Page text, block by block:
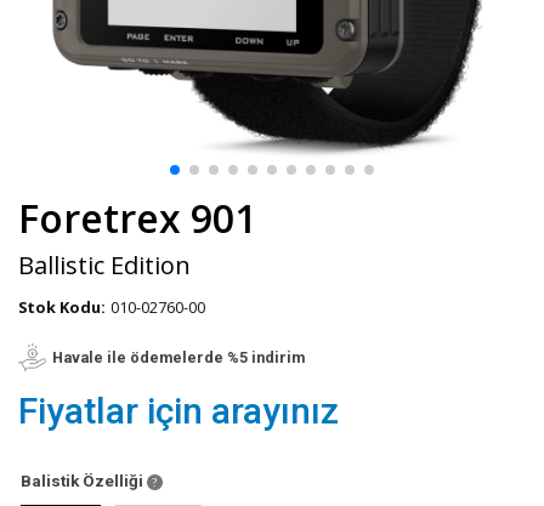
Foretrex 901
Ballistic Edition
Stok Kodu: 010-02760-00
Havale ile ödemelerde %5 indirim
Fiyatlar için arayınız
Balistik Özelliği